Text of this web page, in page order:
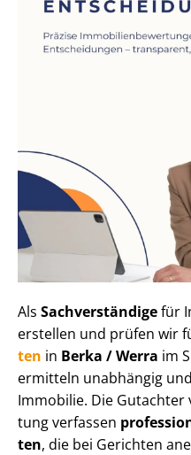
Als Sachverständigefür
erstellen und prüfen wir
ten in Berka / Werra im
ermitteln unabhängig
Immobilie. Die
tung verfassen
ten, die bei Gerichten